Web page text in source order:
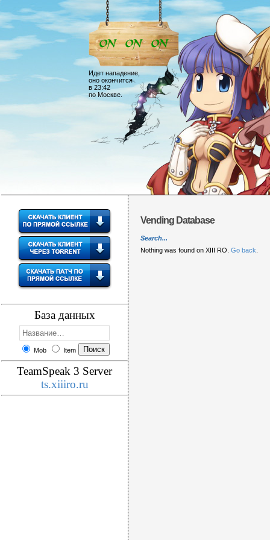
Идет нападение,
оно окончится
в 23:42
по Москве.
База данных
Mob Item
TeamSpeak 3 Server
ts.xiiiro.ru
Vending Database
Search...
Nothing was found on XIII RO. Go back